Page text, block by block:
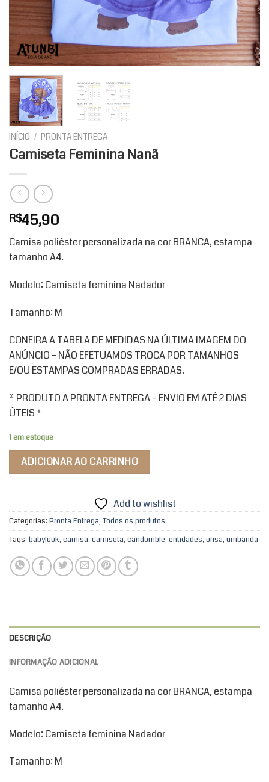
INÍCIO / PRONTA ENTREGA
Camiseta Feminina Nanã
R$45,90
Camisa poliéster personalizada na cor BRANCA, estampa
tamanho A4.
Modelo: Camiseta feminina Nadador
Tamanho: M
CONFIRA A TABELA DE MEDIDAS NA ÚLTIMA IMAGEM DO
ANÚNCIO – NÃO EFETUAMOS TROCA POR TAMANHOS
E/OU ESTAMPAS COMPRADAS ERRADAS.
* PRODUTO A PRONTA ENTREGA – ENVIO EM ATÉ 2 DIAS
ÚTEIS *
1 em estoque
ADICIONAR AO CARRINHO
Add to wishlist
Categorias: Pronta Entrega, Todos os produtos
Tags: babylook, camisa, camiseta, candomble, entidades, orisa, umbanda
DESCRIÇÃO
INFORMAÇÃO ADICIONAL
Camisa poliéster personalizada na cor BRANCA, estampa
tamanho A4.
Modelo: Camiseta feminina Nadador
Tamanho: M